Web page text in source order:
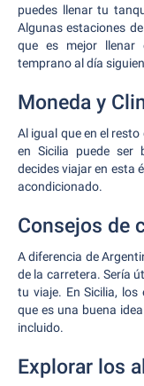
puedes llenar tu
Algunas estaciones
que es mejor llenar
temprano al día
Moneda y
Al igual que en el resto
en Sicilia puede ser
decides viajar en esta
acondicionado.
Consejos de
A diferencia de
de la carretera. Sería
tu viaje. En Sicilia, los
que es una buena
incluido.
Explorar los